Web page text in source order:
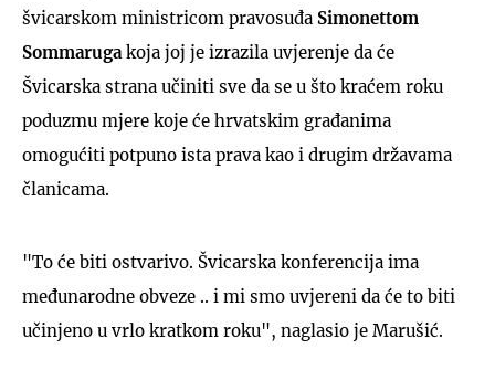
švicarskom ministricom pravosuđa Simonettom
Sommaruga koja joj je izrazila uvjerenje da će
Švicarska strana učiniti sve da se u što kraćem roku
poduzmu mjere koje će hrvatskim građanima
omogućiti potpuno ista prava kao i drugim državama
članicama.
"To će biti ostvarivo. Švicarska konferencija ima
međunarodne obveze .. i mi smo uvjereni da će to biti
učinjeno u vrlo kratkom roku", naglasio je Marušić.